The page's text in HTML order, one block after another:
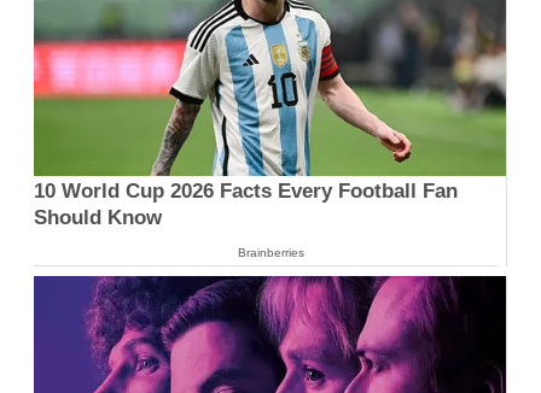
10 World Cup 2026 Facts Every Football Fan
Should Know
Brainberries